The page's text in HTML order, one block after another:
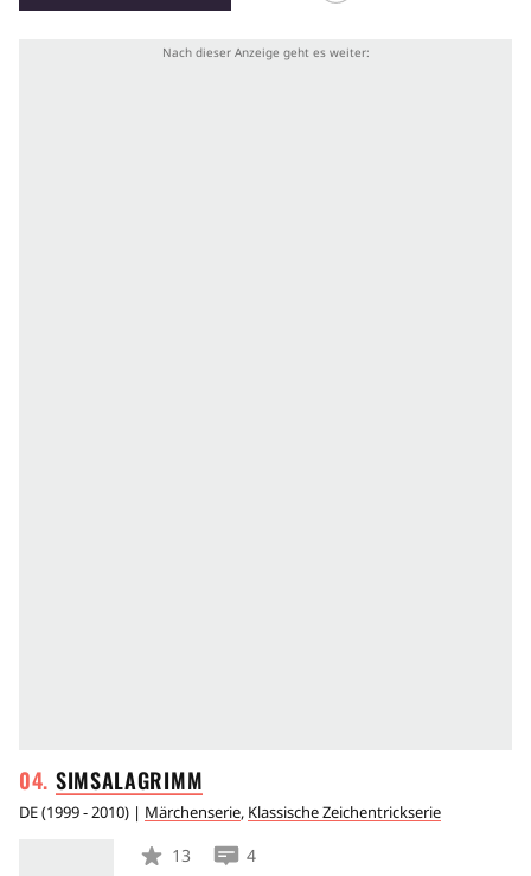
Strobel (Heinz Baumann) bei den
SIMSALAGRIMM
DE(1999 - 2010) | Märchenserie, Klassische Zeichentrickserie
13
4